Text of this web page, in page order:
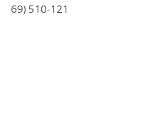
69) 510-121